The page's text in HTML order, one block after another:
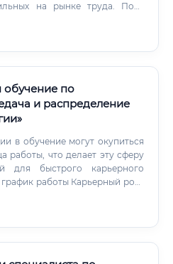
на рынке труда. Пока
с ним работать.
обучение по
и распределение
в обучение могут окупиться
работы, что делает эту сферу
для быстрого карьерного
работы Карьерный рост
так: Электромонтер/